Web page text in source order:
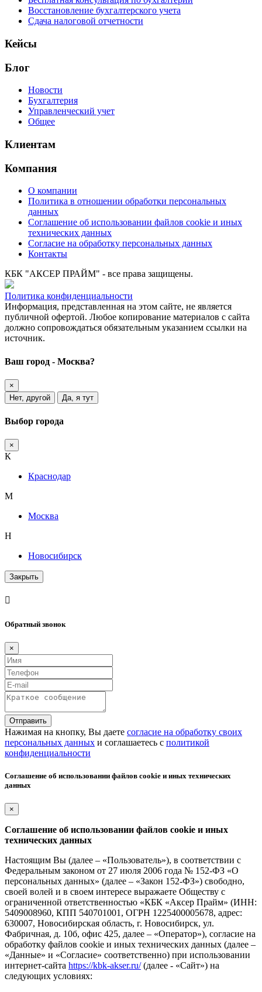
Восстановление бухгалтерского учета
Сдача налоговой отчетности
Кейсы
Блог
Новости
Бухгалтерия
Управленческий учет
Общее
Клиентам
Компания
О компании
Политика в отношении обработки персональных
данных
Соглашение об использовании файлов cookie и иных
технических данных
Согласие на обработку персональных данных
Контакты
КБК "АКСЕР ПРАЙМ" - все права защищены.
Политика конфиденциальности
Информация, представленная на этом сайте, не является
публичной офертой. Любое копирование материалов с сайта
должно сопровождаться обязательным указанием ссылки на
источник.
Ваш город - Москва?
×
Нет, другой
Да, я тут
Выбор города
×
К
Краснодар
М
Москва
Н
Новосибирск
Закрыть
Обратный звонок
×
Отправить
Нажимая на кнопку, Вы даете согласие на обработку своих
персональных данных и соглашаетесь с политикой
конфиденциальности
Соглашение об использовании файлов cookie и иных технических
данных
×
Соглашение об использовании файлов cookie и иных
технических данных
Настоящим Вы (далее – «Пользователь»), в соответствии с
Федеральным законом от 27 июля 2006 года № 152-ФЗ «О
персональных данных» (далее – «Закон 152-ФЗ») свободно,
своей волей и в своем интересе выражаете Обществу с
ограниченной ответственностью «КБК «Аксер Прайм» (ИНН:
5409008960, КПП 540701001, ОГРН 1225400005678, адрес:
630007, Новосибирская область, г. Новосибирск, ул.
Фабричная, д. 10б, офис 425, далее – «Оператор»), согласие на
обработку файлов cookie и иных технических данных (далее –
«Данные» и «Согласие» соответственно) при использовании
интернет-сайта https://kbk-akser.ru/(далее - «Сайт») на
следующих условиях: